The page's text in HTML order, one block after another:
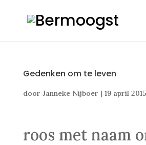
Gedenken om te leven
door Janneke Nijboer | 19 april 2015
roos met naam